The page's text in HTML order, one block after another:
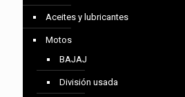
Aceites y lubricantes
Motos
BAJAJ
División usada